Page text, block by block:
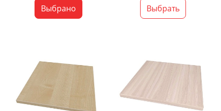
Выбрано Выбрать